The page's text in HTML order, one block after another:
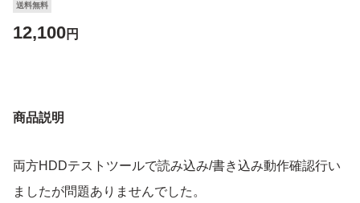
送料無料
12,100円
商品説明
両方HDDテストツールで読み込み/書き込み動作確認行い
ましたが問題ありませんでした。